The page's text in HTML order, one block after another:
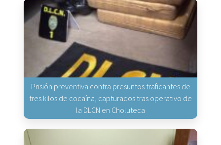
Prisión preventiva contra presuntos traficantes de
tres kilos de cocaína, capturados tras operativo de
la DLCN en Choluteca